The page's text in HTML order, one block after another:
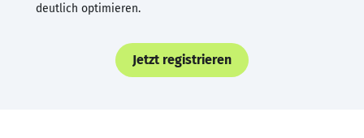
deutlich optimieren.
Jetzt registrieren